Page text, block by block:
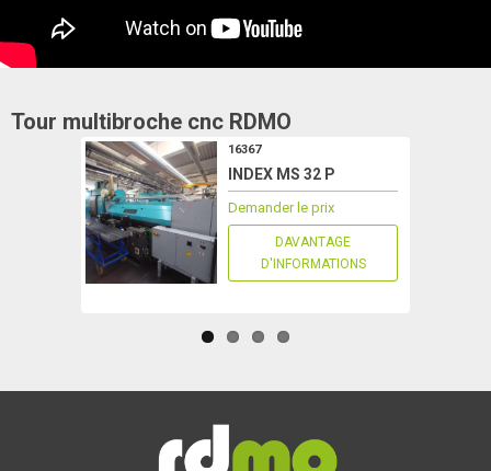
Tour multibroche cnc RDMO
16367
INDEX MS 32 P
Demander le prix
DAVANTAGE
D'INFORMATIONS